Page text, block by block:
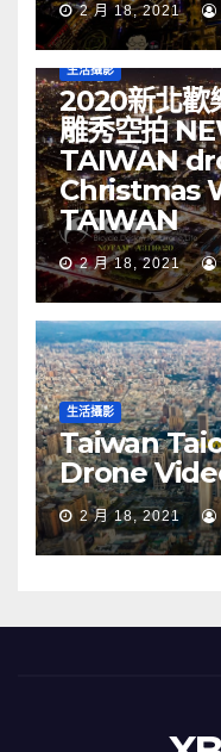
2 月 18, 2021
生活攝影
2020新北歡
雕秀空拍
TAIWAN
Christmas
TAIWAN
2 月 18, 2021
生活攝影
Taiwan
Drone
2 月 18, 2021